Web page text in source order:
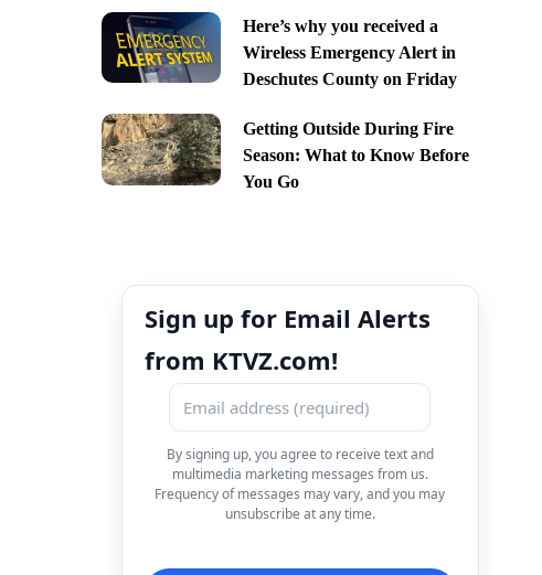
Here’s why you received a
Wireless Emergency Alert in
Deschutes County on Friday
Getting Outside During Fire
Season: What to Know Before
You Go
Sign up for Email Alerts
from KTVZ.com!
By signing up, you agree to receive text and
multimedia marketing messages from us.
Frequency of messages may vary, and you may
unsubscribe at any time.